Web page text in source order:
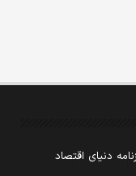
دنیای اقتصاد